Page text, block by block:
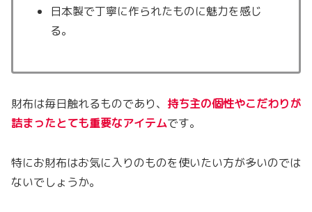
日本製で丁寧に作られたものに魅力を感じ
る。
財布は毎日触れるものであり、 持ち主の個性やこだわりが
詰まったとても重要なアイテムです。
特にお財布はお気に入りのものを使いたい方が多いのでは
ないでしょうか。